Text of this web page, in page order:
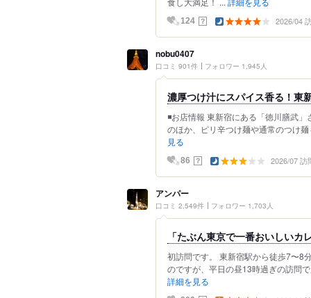
124 ？ 2026/04
nobu0407
口コミ 901件 フォロワー 1,945人
濃厚つけ汁にスパイス香る！東
◾️お店情報 東新宿にある「徳川膳武
のほか、ピリ辛つけ麺や通常のつけ
見る
86 ？ 2026/07 訪
アンパー
口コミ 2,549件 フォロワー 1,703人
「たぶん東京で一番おいしい
初訪問です。 東新宿駅から徒歩7〜8
のですが、平日の昼13時過ぎの訪問
詳細を見る